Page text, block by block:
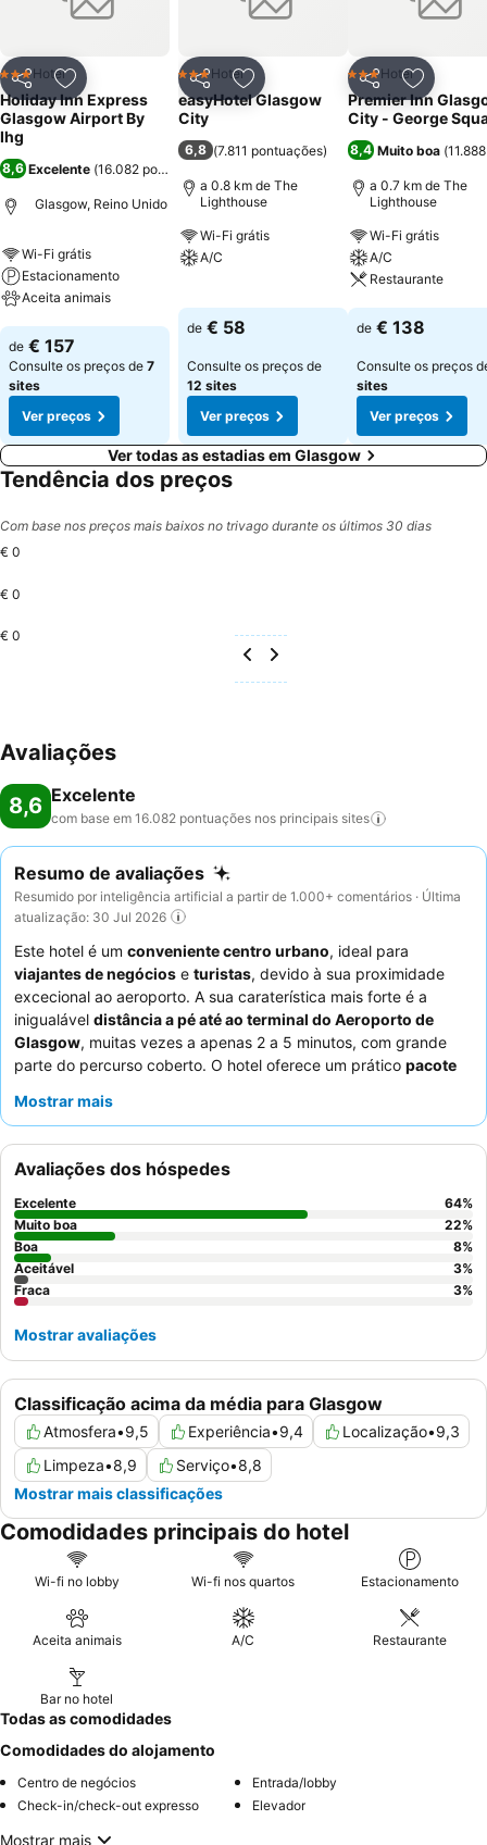
restaurante no local. Este hotel é recomendado para todos os
PartilharAdicionar aos favoritos
3 Estrelas
Hotel
Holiday Inn Express
Glasgow Airport By
Ihg
8,6 Excelente (16.082 pontuações
Glasgow, Reino Unido
Wi-Fi grátis
Estacionamento
Aceita animais
Ver preços
de € 157
Consulte os preços de 7
sites
Ver preços
PartilharAdicionar aos favoritos
3 Estrelas
Hotel
easyHotel Glasgow
City
6,8 (7.811 pontuações)
a 0.8 km de The
Lighthouse
Wi-Fi grátis
A/C
de € 58
Consulte os preços de
12 sites
Ver preços
Partilhar
3 Estrelas
Hotel
Premier Inn
City - George
8,4 Muito boa (
a 0.7 km de The
Lighthouse
Wi-Fi grátis
A/C
Restaurante
Ver preços
de € 138
Consulte os preços
sites
Ver preços
Ver todas as estadias em Glasgow
Tendência dos preços
Com base nos preços mais baixos no trivago durante os últimos 30 dias
€ 0
€ 0
€ 0
Avaliações
8,6 Excelente
com base em 16.082 pontuações nos principais sites
Resumo de avaliações
Resumido por inteligência artificial a partir de 1.000+ comentários · Última
atualização: 30 Jul 2026
Este hotel é um conveniente centro urbano, ideal para
viajantes de negócios e turistas, devido à sua proximidade
excecional ao aeroporto. A sua caraterística mais forte é a
inigualável distância a pé até ao terminal do Aeroporto de
Glasgow, muitas vezes a apenas 2 a 5 minutos, com grande
parte do percurso coberto. O hotel oferece um prático pacote
longa duração. Os hóspedes elogiam consistentemente a
pequeno-almoço
, disponível a partir das 4h da manhã, com
uma vasta seleção de itens quentes e frios. Para uma
experiência mais tranquila, os hóspedes recomendam pedir um
quarto virado para o lado oposto à estrada principal.
Mostrar mais
Classificação acima da média para Glasgow
Atmosfera•9,5 Experiência•9,4 Localização•9,3
Limpeza•8,9 Serviço•8,8
Mostrar mais classificações
Avaliações dos hóspedes
Excelente 64%
Muito boa
22%
Boa
8%
Aceitável
3%
Fraca
3%
Mostrar avaliações
Comodidades principais do hotel
Wi-fi no lobby Wi-fi nos quartos Estacionamento
Aceita animais A/C Restaurante
Bar no hotel
Todas as comodidades
Comodidades do alojamento
Centro de negócios
Entrada/lobby
Check-in/check-out expresso
Elevador
Mostrar mais